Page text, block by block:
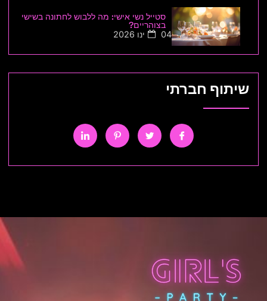
סטייל נשי אישי: מה ללבוש לחתונה בשישי
בצוהריים?
04 ינו 2026
שיתוף חברתי